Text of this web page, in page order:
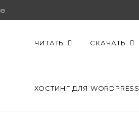
работу.
ЧИТАТЬ СКАЧАТЬ
ХОСТИНГ ДЛЯ WORDPRESS